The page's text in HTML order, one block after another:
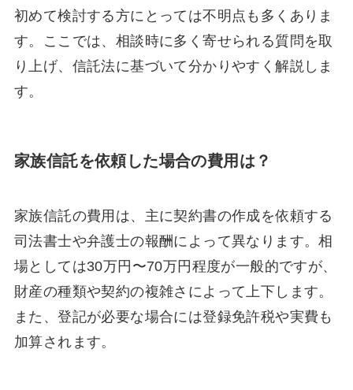
初めて検討する方にとっては不明点も多くありま
す。ここでは、相談時に多く寄せられる質問を取
り上げ、信託法に基づいて分かりやすく解説しま
す。
家族信託を依頼した場合の費用は？
家族信託の費用は、主に契約書の作成を依頼する
司法書士や弁護士の報酬によって異なります。相
場としては30万円〜70万円程度が一般的ですが、
財産の種類や契約の複雑さによって上下します。
また、登記が必要な場合には登録免許税や実費も
加算されます。